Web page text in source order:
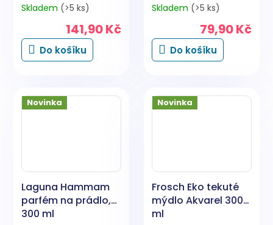
Skladem (>5 ks)
141,90 Kč
Do košíku
Skladem (>5 ks)
79,90 Kč
Do košíku
Novinka
Laguna Hammam
parfém na prádlo,
300 ml
Novinka
Frosch Eko tekuté
mýdlo Akvarel 300
ml